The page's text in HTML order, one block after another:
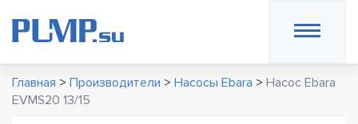
Главная > Производители > Насосы Ebara > Насос Ebara
EVMS20 13/15